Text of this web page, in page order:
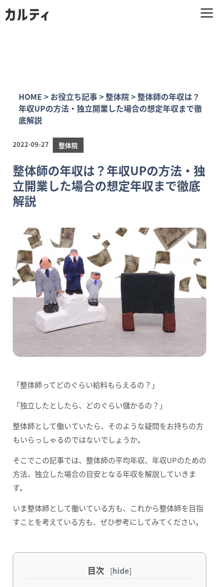
HOME > お役立ち記事>整体院>整体師の年収は？
年収UPの方法・独立開業した場合の想定年収まで徹
底解説
2022-09-27 整体院
整体師の年収は？年収UPの方法・独
立開業した場合の想定年収まで徹底
解説
「整体師ってどのぐらい給料もらえるの？」
「独立したとしたら、どのぐらい儲かるの？」
整体師として働いていたら、そのような疑問をお持ちの方
もいらっしゃるのではないでしょうか。
そこでこの記事では、整体師の平均年収、年収UPのための
方法、独立した場合の目安となる年収を解説していきま
す。
いま整体師として働いている方も、これから整体師を目指
すことを考えている方も、ぜひ参考にしてみてください。
目次 [hide]